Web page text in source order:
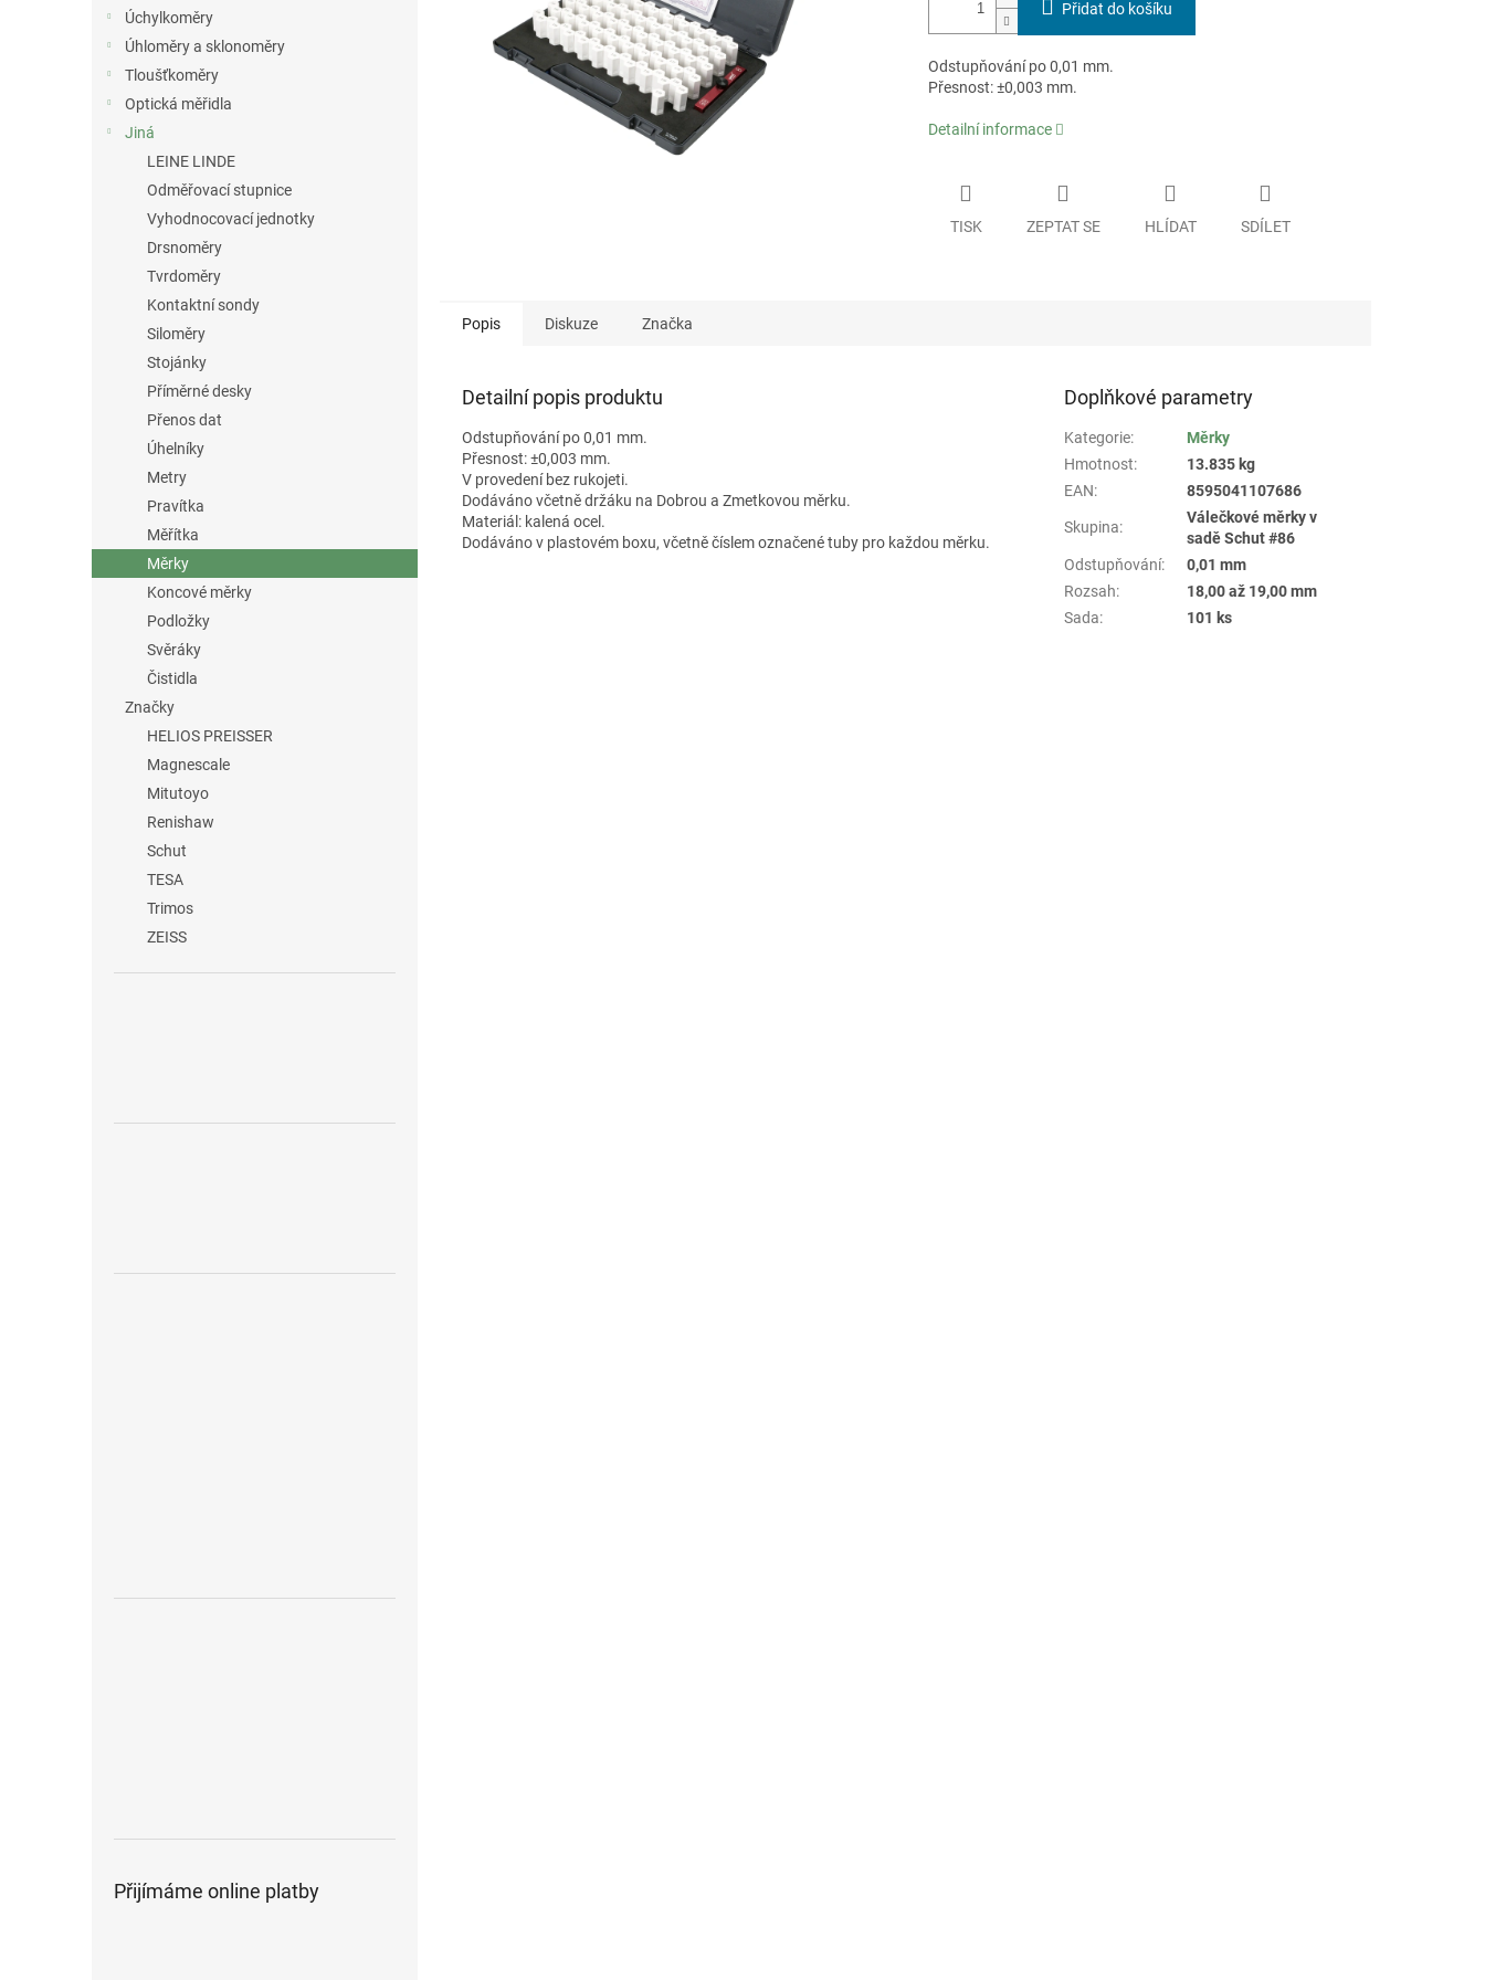
Úchylkoměry
Úhloměry a sklonoměry
Tloušťkoměry
Optická měřidla
Jiná
LEINE LINDE
Odměřovací stupnice
Vyhodnocovací jednotky
Drsnoměry
Tvrdoměry
Kontaktní sondy
Siloměry
Stojánky
Příměrné desky
Přenos dat
Úhelníky
Metry
Pravítka
Měřítka
Měrky
Koncové měrky
Podložky
Svěráky
Čistidla
Značky
HELIOS PREISSER
Magnescale
Mitutoyo
Renishaw
Schut
TESA
Trimos
ZEISS
Přijímáme online platby
Přidat do košíku
Odstupňování po 0,01 mm.
Přesnost: ±0,003 mm.
Detailní informace
TISK ZEPTAT SE HLÍDAT SDÍLET
Popis Diskuze Značka
Detailní popis produktu
Odstupňování po 0,01 mm.
Přesnost: ±0,003 mm.
V provedení bez rukojeti.
Dodáváno včetně držáku na Dobrou a Zmetkovou měrku.
Materiál: kalená ocel.
Dodáváno v plastovém boxu, včetně číslem označené tuby pro každou měrku.
Doplňkové parametry
Kategorie:
Měrky
Hmotnost:
13.835 kg
EAN: 8595041107686
Skupina:
Válečkové měrky v
sadě Schut #86
Odstupňování:
0,01 mm
Rozsah:
18,00 až 19,00 mm
Sada: 101 ks